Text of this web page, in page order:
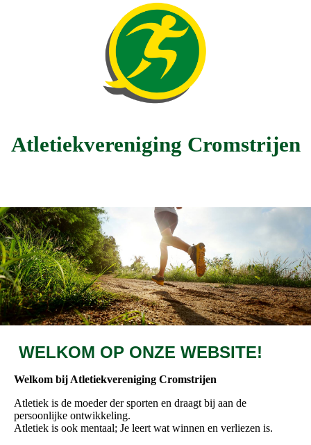
Atletiekvereniging Cromstrijen
WELKOM OP ONZE WEBSITE!
Welkom bij Atletiekvereniging Cromstrijen
Atletiek is de moeder der sporten en draagt bij aan de
persoonlijke ontwikkeling.
Atletiek is ook mentaal; Je leert wat winnen en verliezen is.